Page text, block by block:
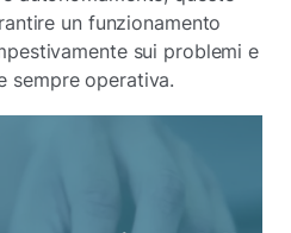
un funzionamento
sui problemi e
sempre operativa.